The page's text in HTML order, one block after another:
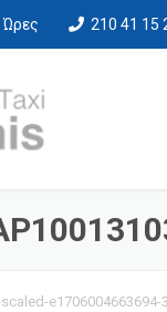
Ώρες 210 41 15
e1706004663694-